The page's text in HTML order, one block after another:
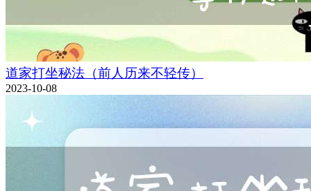
道家打坐秘法（前人历来不轻传）
2023-10-08